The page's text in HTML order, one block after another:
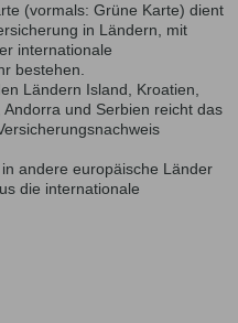
(vormals: Grüne Karte) dient
in Ländern, mit
internationale
bestehen.
Ländern Island, Kroatien,
und Serbien reicht das
andere europäische Länder
die internationale